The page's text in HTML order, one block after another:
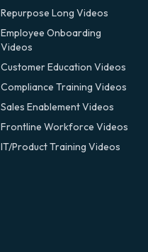
Repurpose Long Videos
Employee Onboarding
Videos
Customer Education Videos
Compliance Training Videos
Sales Enablement Videos
Frontline Workforce Videos
IT/Product Training Videos